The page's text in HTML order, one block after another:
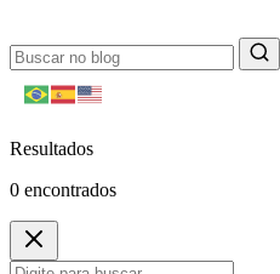
Resultados
0 encontrados